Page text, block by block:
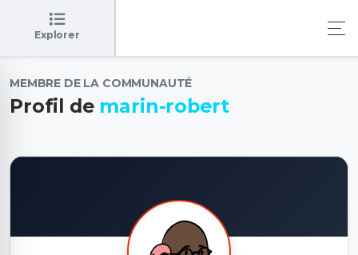
Explorer
MEMBRE DE LA COMMUNAUTÉ
Profil de marin-robert